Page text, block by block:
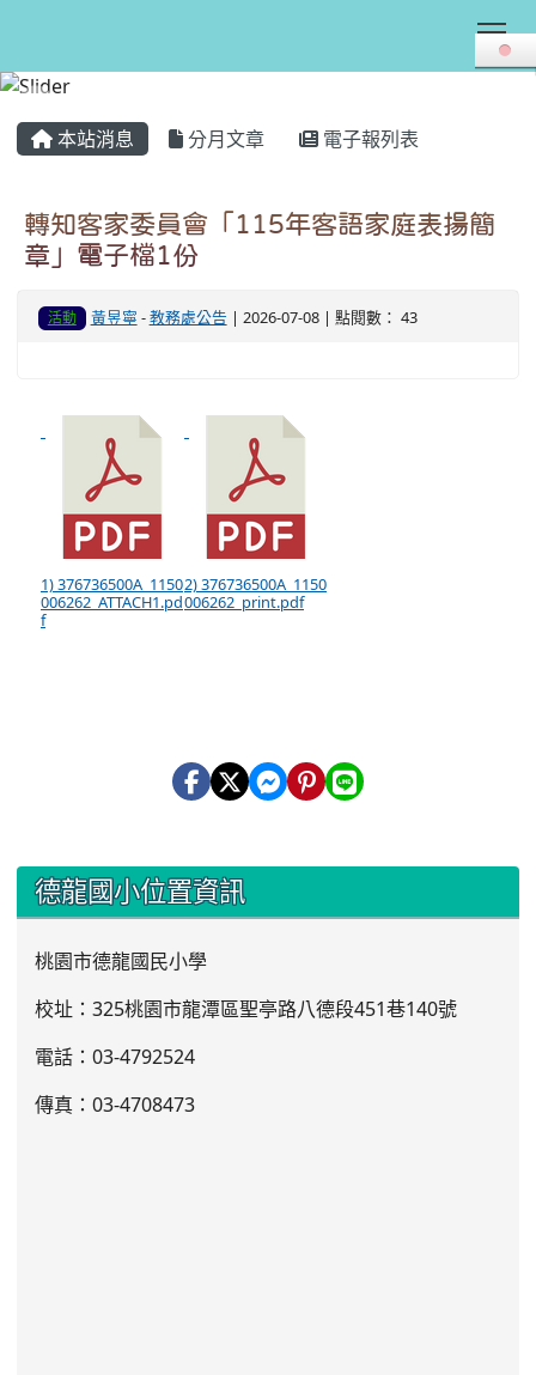
本站消息 分月文章 電子報列表
轉知客家委員會「115年客語家庭表揚簡
章」電子檔1份
活動 黃昱寧 -教務處公告 | 2026-07-08 | 點閱數： 43
1) 376736500A_1150
006262_ATTACH1.pd
f
2) 376736500A_1150
006262_print.pdf
::: 德龍國小位置資訊
桃園市德龍國民小學
校址：325桃園市龍潭區聖亭路八德段451巷140號
電話：03-4792524
傳真：03-4708473